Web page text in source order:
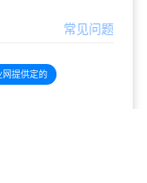
常见问题
网提供定的